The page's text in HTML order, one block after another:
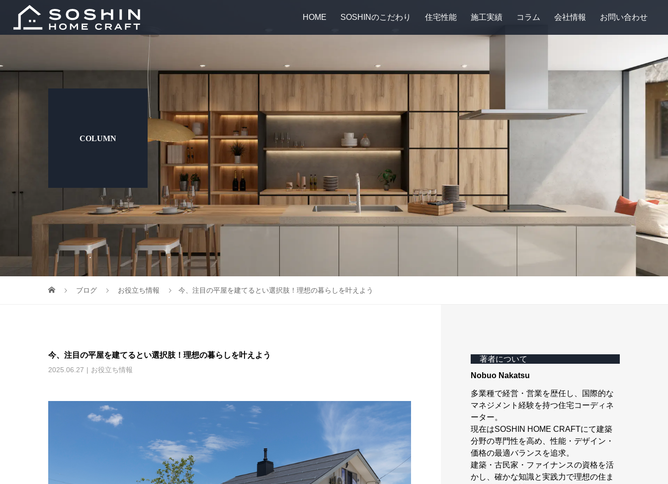
HOME SOSHINのこだわり 住宅性能 施工実績 コラム 会社情報 お問い合わせ
COLUMN
ブログ お役立ち情報 今、注目の平屋を建てるとい選択肢！理想の暮らしを叶えよう
今、注目の平屋を建てるとい選択肢！理想の暮らしを叶えよう
2025.06.27 お役立ち情報
著者について
Nobuo Nakatsu
多業種で経営・営業を歴任し、国際的な
マネジメント経験を持つ住宅コーディネ
ーター。
現在はSOSHIN HOME CRAFTにて建築
分野の専門性を高め、性能・デザイン・
価格の最適バランスを追求。
建築・古民家・ファイナンスの資格を活
かし、確かな知識と実践力で理想の住ま